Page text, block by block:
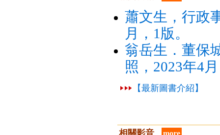
蕭文生，行政
月，1版。
翁岳生．董保
照，2023年4
【最新圖書介紹】